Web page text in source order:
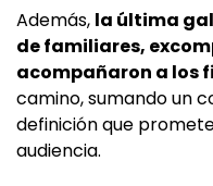
Además, la última
de familiares,
acompañaron a los
camino, sumando un
definición que
audiencia.